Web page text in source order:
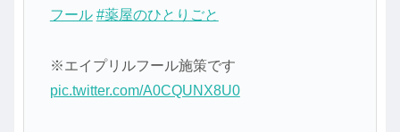
フール #薬屋のひとりごと
※エイプリルフール施策です
pic.twitter.com/A0CQUNX8U0